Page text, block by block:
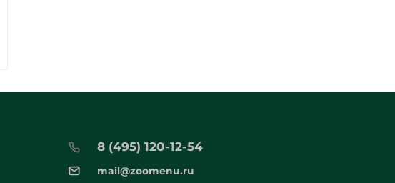
8 (495) 120-12-54
mail@zoomenu.ru